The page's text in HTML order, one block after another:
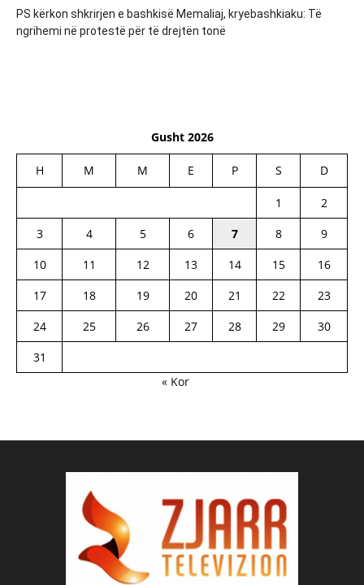
PS kërkon shkrirjen e bashkisë Memaliaj, kryebashkiaku: Të
ngrihemi në protestë për të drejtën tonë
Gusht 2026
H M M E P S D
1
2
3
4 5 6 7 8
9
10
11 12 13 14 15
16
17
18 19 20 21 22
23
24
25 26 27 28 29
30
31
« Kor